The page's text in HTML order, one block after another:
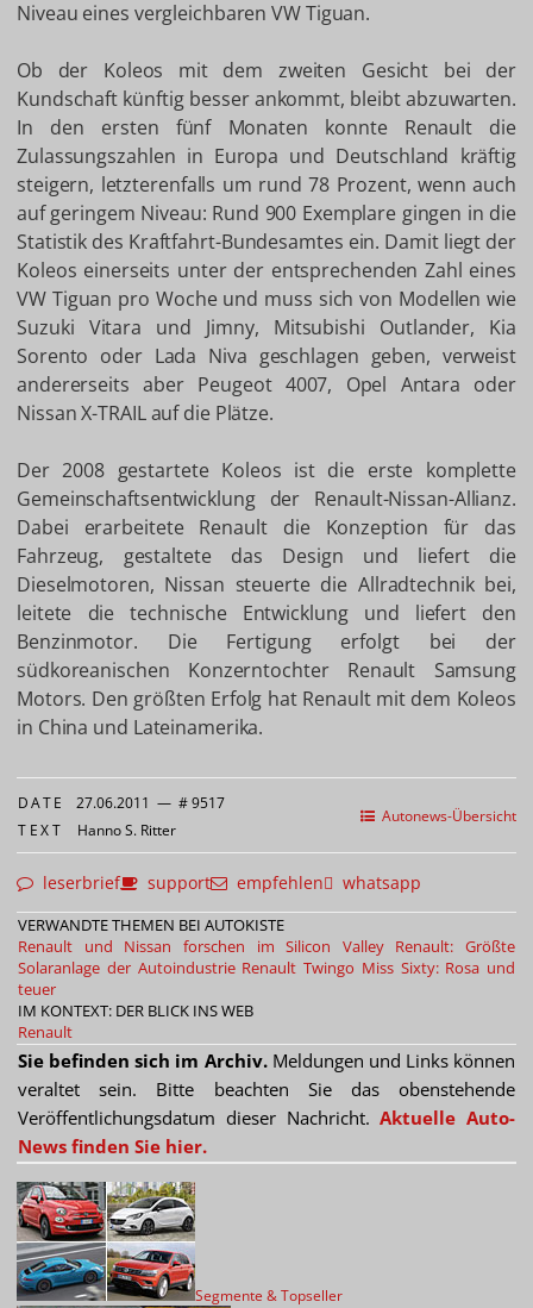
Niveau eines vergleichbaren VW Tiguan.
Ob der Koleos mit dem zweiten Gesicht bei der
Kundschaft künftig besser ankommt, bleibt abzuwarten.
In den ersten fünf Monaten konnte Renault die
Zulassungszahlen in Europa und Deutschland kräftig
steigern, letzterenfalls um rund 78 Prozent, wenn auch
auf geringem Niveau: Rund 900 Exemplare gingen in die
Statistik des Kraftfahrt-Bundesamtes ein. Damit liegt der
Koleos einerseits unter der entsprechenden Zahl eines
VW Tiguan pro Woche und muss sich von Modellen wie
Suzuki Vitara und Jimny, Mitsubishi Outlander, Kia
Sorento oder Lada Niva geschlagen geben, verweist
andererseits aber Peugeot 4007, Opel Antara oder
Nissan X-TRAIL auf die Plätze.
Der 2008 gestartete Koleos ist die erste komplette
Gemeinschaftsentwicklung der Renault-Nissan-Allianz.
Dabei erarbeitete Renault die Konzeption für das
Fahrzeug, gestaltete das Design und liefert die
Dieselmotoren, Nissan steuerte die Allradtechnik bei,
leitete die technische Entwicklung und liefert den
Benzinmotor. Die Fertigung erfolgt bei der
südkoreanischen Konzerntochter Renault Samsung
Motors. Den größten Erfolg hat Renault mit dem Koleos
in China und Lateinamerika.
Autonews-Übersicht
DATE 27.06.2011 — # 9517
TEXT Hanno S. Ritter
leserbrief support empfehlen whatsapp
VERWANDTE THEMEN BEI AUTOKISTE
Renault und Nissan forschen im Silicon Valley Renault: Größte
Solaranlage der Autoindustrie Renault Twingo Miss Sixty: Rosa und
teuer
IM KONTEXT: DER BLICK INS WEB
Renault
Sie befinden sich im Archiv.Meldungen und Links können
veraltet sein. Bitte beachten Sie das obenstehende
Veröffentlichungsdatum dieser Nachricht.Aktuelle Auto-
News finden Sie hier.
Segmente & Topseller